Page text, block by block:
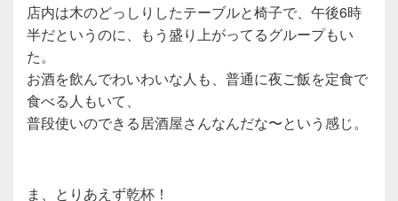
店内は木のどっしりしたテーブルと椅子で、午後6時
半だというのに、もう盛り上がってるグループもい
た。
お酒を飲んでわいわいな人も、普通に夜ご飯を定食で
食べる人もいて、
普段使いのできる居酒屋さんなんだな〜という感じ。
ま、とりあえず乾杯！